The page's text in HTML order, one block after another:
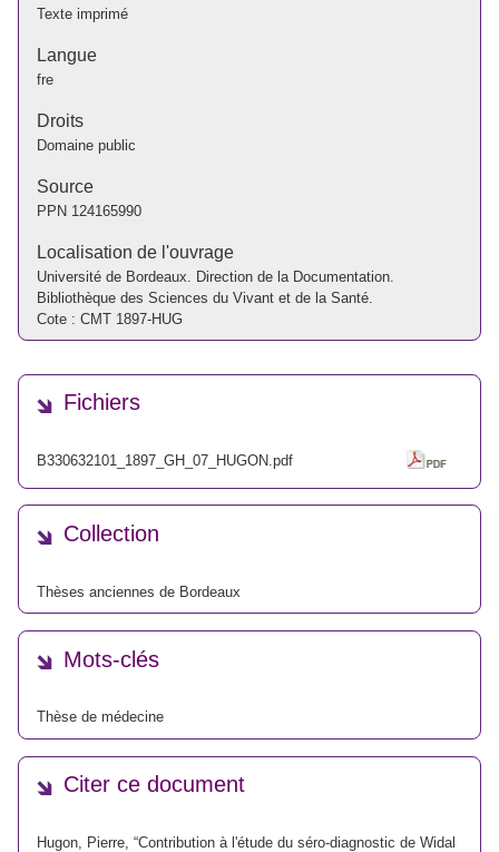
Texte imprimé
Langue
fre
Droits
Domaine public
Source
PPN 124165990
Localisation de l'ouvrage
Université de Bordeaux. Direction de la Documentation.
Bibliothèque des Sciences du Vivant et de la Santé.
Cote : CMT 1897-HUG
Fichiers
B330632101_1897_GH_07_HUGON.pdf
Collection
Thèses anciennes de Bordeaux
Mots-clés
Thèse de médecine
Citer ce document
Hugon, Pierre, “Contribution à l'étude du séro-diagnostic de Widal